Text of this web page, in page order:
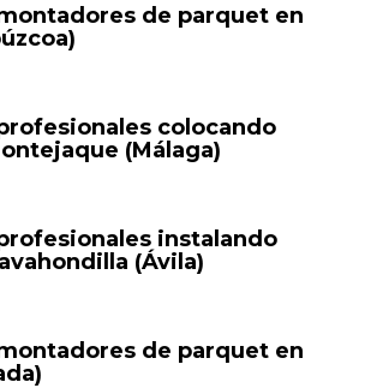
de parquet en
colocando
(Málaga)
instalando
(Ávila)
de parquet en